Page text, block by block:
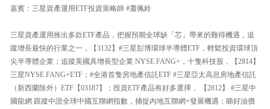
嘉賓：三星資產運用ETF投資策略師 #蕭佩鈴
三星資產運用推出多款ETF產品，把握預期全球缺「芯」帶來的難得機遇，追
蹤增長最快的行業之一，【3132】#三星彭博環球半導體ETF，輕鬆投資環球頂
尖半導體企業；追蹤美國具增長型企業 NYSE FANG+，十隻科技股，【2814】
三星NYSE FANG+ETF；#全港首隻房地產信託ETF #三星亞太高息房地產信託
（新西蘭除外）ETF【03187】；投資ETF產品有好多選擇， 【2812】 #三星中
國龍網 跟蹤中證全球中國互聯網指數，捕捉內地互聯網+發展機遇；睇好油價